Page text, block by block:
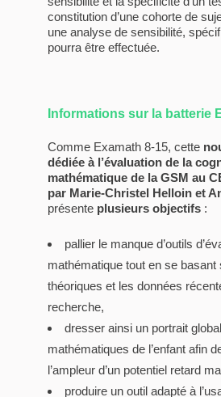
constitution d’une cohorte de
une analyse de sensibilité,
pourra être effectuée.
Informations sur la batterie
Comme Examath 8-15, cette
dédiée à l’évaluation de la
mathématique de la GSM au
par Marie-Christel Helloin et
présente plusieurs objectifs :
pallier le manque d’outils
mathématique tout en se basant
théoriques et les données
recherche,
dresser ainsi un portrait
mathématiques de l’enfant afin
l’ampleur d’un potentiel retard
produire un outil adapté à